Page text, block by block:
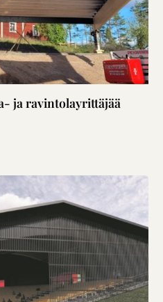
ja ravintolayrittäjää